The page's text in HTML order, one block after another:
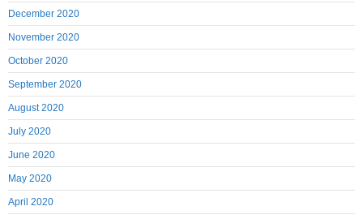
December 2020
November 2020
October 2020
September 2020
August 2020
July 2020
June 2020
May 2020
April 2020